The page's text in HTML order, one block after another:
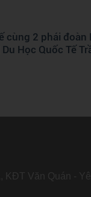
cùng 2 phái đoàn
Du Học Quốc Tế
KĐT Văn Quán -